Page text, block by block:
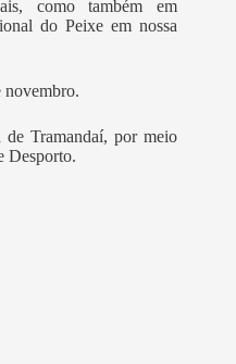
como também em
do Peixe em nossa
novembro.
Tramandaí, por meio
Desporto.